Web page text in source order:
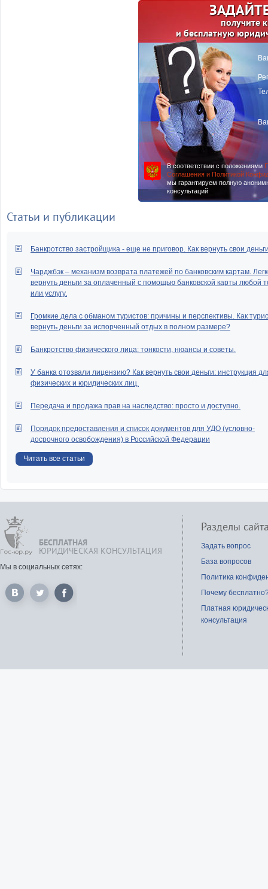
получите
и бесплатную
В соответствии с положениями
Соглашения и Политикой
мы гарантируем полную
консультаций
Статьи и публикации
Банкротство застройщика - еще не приговор. Как вернуть свои
Чарджбэк – механизм возврата платежей по банковским картам.
вернуть деньги за оплаченный с помощью банковской карты любой
или услугу.
Громкие дела с обманом туристов: причины и перспективы. Как
вернуть деньги за испорченный отдых в полном размере?
Банкротство физического лица: тонкости, нюансы и советы.
У банка отозвали лицензию? Как вернуть свои деньги: инструкция
физических и юридических лиц.
Передача и продажа прав на наследство: просто и доступно.
Порядок предоставления и список документов для УДО (условно-
досрочного освобождения) в Российской Федерации
Читать все статьи
БЕСПЛАТНАЯ
ЮРИДИЧЕСКАЯ КОНСУЛЬТАЦИЯ
Мы в социальных сетях:
Разделы
Задать вопрос
База вопросов
Политика
Почему
Платная
консультация